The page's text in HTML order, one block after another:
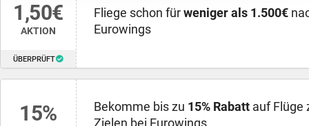
1,50€
AKTION
ÜBERPRÜFT
Fliege schon fürweniger als 1.500€
Eurowings
15% Bekomme bis zu 15% Rabatt auf Flüge
Zielen bei Eurowings